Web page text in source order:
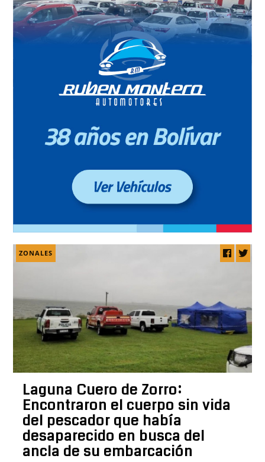
ZONALES
Laguna Cuero de Zorro:
Encontraron el cuerpo sin vida
del pescador que había
desaparecido en busca del
ancla de su embarcación